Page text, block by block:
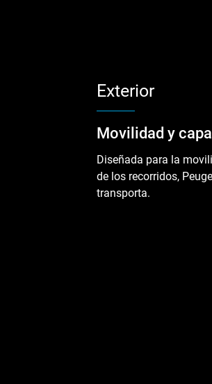
Exterior
Movilidad y
Diseñada para la
de los recorridos,
transporta.